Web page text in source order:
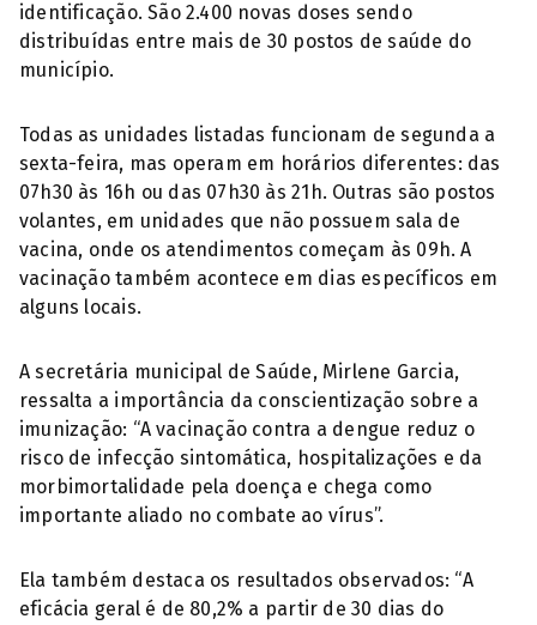
identificação. São 2.400 novas doses sendo
distribuídas entre mais de 30 postos de saúde do
município.
Todas as unidades listadas funcionam de segunda a
sexta-feira, mas operam em horários diferentes: das
07h30 às 16h ou das 07h30 às 21h. Outras são postos
volantes, em unidades que não possuem sala de
vacina, onde os atendimentos começam às 09h. A
vacinação também acontece em dias específicos em
alguns locais.
A secretária municipal de Saúde, Mirlene Garcia,
ressalta a importância da conscientização sobre a
imunização: “A vacinação contra a dengue reduz o
risco de infecção sintomática, hospitalizações e da
morbimortalidade pela doença e chega como
importante aliado no combate ao vírus”.
Ela também destaca os resultados observados: “A
eficácia geral é de 80,2% a partir de 30 dias do